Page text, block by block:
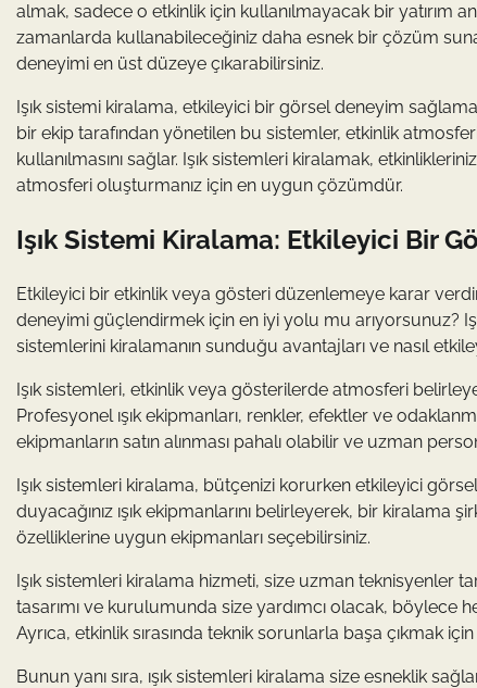
almak, sadece o etkinlik için kullanılmayacak bir yatırım
zamanlarda kullanabileceğiniz daha esnek bir çözüm
deneyimi en üst düzeye çıkarabilirsiniz.
Işık sistemi kiralama, etkileyici bir görsel deneyim
bir ekip tarafından yönetilen bu sistemler, etkinlik
kullanılmasını sağlar. Işık sistemleri kiralamak,
atmosferi oluşturmanız için en uygun çözümdür.
Işık Sistemi Kiralama: Etkileyici Bir
Etkileyici bir etkinlik veya gösteri düzenlemeye karar
deneyimi güçlendirmek için en iyi yolu mu arıyorsunuz?
sistemlerini kiralamanın sunduğu avantajları ve nasıl
Işık sistemleri, etkinlik veya gösterilerde atmosferi
Profesyonel ışık ekipmanları, renkler, efektler ve
ekipmanların satın alınması pahalı olabilir ve uzman
Işık sistemleri kiralama, bütçenizi korurken etkileyici
duyacağınız ışık ekipmanlarını belirleyerek, bir kiralama
özelliklerine uygun ekipmanları seçebilirsiniz.
Işık sistemleri kiralama hizmeti, size uzman teknisyenler
tasarımı ve kurulumunda size yardımcı olacak, böylece
Ayrıca, etkinlik sırasında teknik sorunlarla başa çıkmak
Bunun yanı sıra, ışık sistemleri kiralama size esneklik